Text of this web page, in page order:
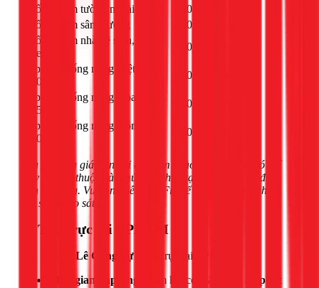
Chống thấm tường ngoài trời
150.000 - 220.000
Chống thấm sân thượng
180.000 - 280.000
Chống thấm nhà vệ sinh, sàn
toilet
200.000 - 300.000
Lợp tôn chống nóng Việt-Nhật
0.40mm
290.000 (theo m²)
Lợp tôn chống nóng Hoa Sen
0.45mm
340.000 (theo m²)
Lợp tôn chống nóng Đông Á
0.50mm
360.000 (theo m²)
Lưu ý: Bảng giá trên chỉ để tham khảo. Giá thực tế có thể
thay đổi tùy thuộc vào mức độ phức tạp, diện tích và điều
kiện thi công. Vui lòng liên hệ 1Fix để nhận báo giá chính
xác sau khảo sát.
📍 Thợ trực tại TPHCM
Lê Công Sự đang trực tại TPHCM.
Thời gian đáp ứng:
Cam kết có mặt trong
30 phút